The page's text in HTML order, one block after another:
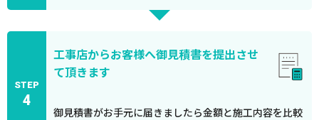
STEP
4
工事店からお客様へ御見積書を提出させ
て頂きます
御見積書がお手元に届きましたら金額と施工内容を比較